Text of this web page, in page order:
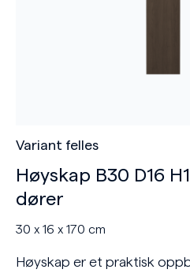
Variant felles
Høyskap B30 D16
dører
30 x 16 x 170 cm
Høyskap er et praktisk